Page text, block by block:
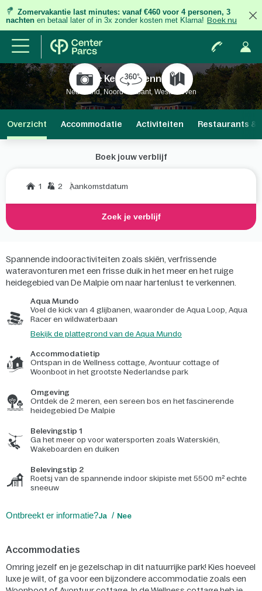
Zomervakantie last minutes: vanaf €460 voor 4 personen, 3
nachten en betaal later of in 3x zonder kosten met Klarna! Boek nu
De Kempervennen
Nederland, Noord-Brabant, Westerhoven
Overzicht Accommodatie Activiteiten Restaurants &
Boek jouw verblijf
1 2 Aankomstdatum
Zoek je verblijf
Spannende indooractiviteiten zoals skiën, verfrissende
wateravonturen met een frisse duik in het meer en het ruige
heidegebied van De Malpie om naar hartenlust te verkennen.
Aqua Mundo
Voel de kick van 4 glijbanen, waaronder de Aqua Loop, Aqua
Racer en wildwaterbaan
Bekijk de plattegrond van de Aqua Mundo
Accommodatietip
Ontspan in de Wellness cottage, Avontuur cottage of
Woonboot in het grootste Nederlandse park
Omgeving
Ontdek de 2 meren, een sereen bos en het fascinerende
heidegebied De Malpie
Belevingstip 1
Ga het meer op voor watersporten zoals Waterskiën,
Wakeboarden en duiken
Belevingstip 2
Roetsj van de spannende indoor skipiste met 5500 m² echte
sneeuw
Ontbreekt er informatie?Ja Nee
Accommodaties
Omring jezelf en je gezelschap in dit natuurrijke park! Kies hoeveel
luxe je wilt, of ga voor een bijzondere accommodatie zoals een